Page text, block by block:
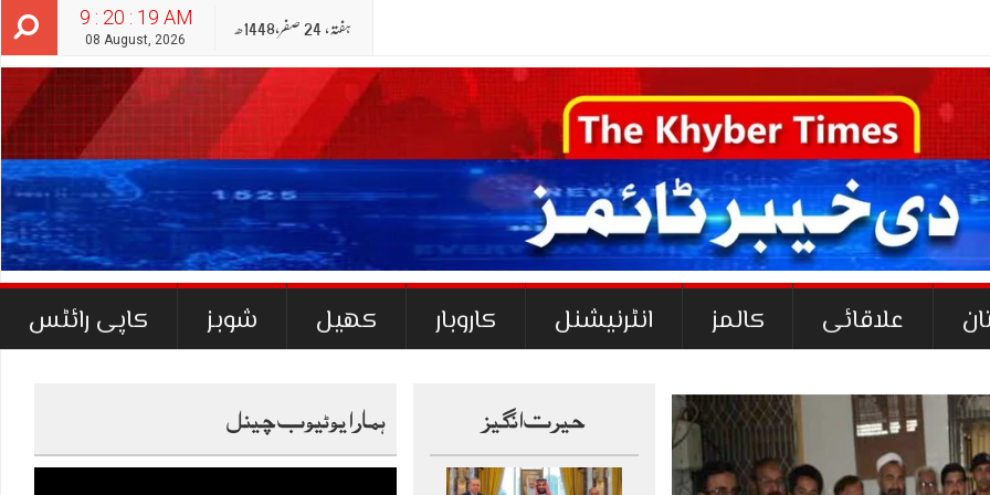
9 : 20 : 21 AM
08 August, 2026
ہفتہ‬‮, 24 صفر‬,1448ھ
علاقائی کالمز انٹرنیشنل کاروبار کھیل شوبز کاپی رائٹس
ہمارا یوٹیوب چینل حیرت انگیز